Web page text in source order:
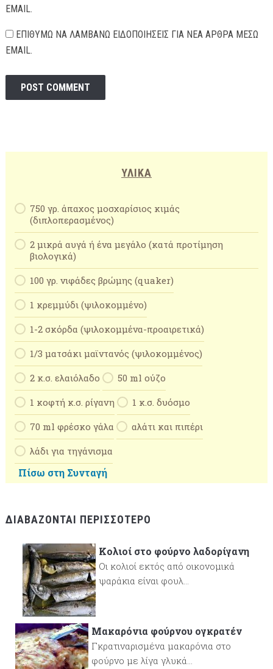
EMAIL.
ΕΠΙΘΥΜΏ ΝΑ ΛΑΜΒΆΝΩ ΕΙΔΟΠΟΙΉΣΕΙΣ ΓΙΑ ΝΈΑ ΆΡΘΡΑ ΜΈΣΩ
EMAIL.
ΥΛΙΚΆ
750 γρ. άπαχος μοσχαρίσιος κιμάς
(διπλοπερασμένος)
2 μικρά αυγά ή ένα μεγάλο (κατά προτίμηση
βιολογικά)
100 γρ. νιφάδες βρώμης (quaker)
1 κρεμμύδι (ψιλοκομμένο)
1-2 σκόρδα (ψιλοκομμένα-προαιρετικά)
1/3 ματσάκι μαϊντανός (ψιλοκομμένος)
2 κ.σ. ελαιόλαδο
50 ml ούζο
1 κοφτή κ.σ. ρίγανη
1 κ.σ. δυόσμο
70 ml φρέσκο γάλα
αλάτι και πιπέρι
λάδι για τηγάνισμα
Πίσω στη Συνταγή
ΔΙΑΒΆΖΟΝΤΑΙ ΠΕΡΙΣΣΌΤΕΡΟ
Κολιοί στο φούρνο λαδορίγανη
Οι κολιοί εκτός από οικονομικά
ψαράκια είναι φουλ...
Μακαρόνια φούρνου ογκρατέν
Γκρατιναρισμένα μακαρόνια στο
φούρνο με λίγα γλυκά...